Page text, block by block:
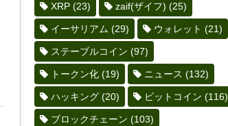
XRP (23) zaif(ザイフ) (25)
イーサリアム (29) ウォレット (21)
ステーブルコイン (97)
トークン化 (19) ニュース (132)
ハッキング (20) ビットコイン (116)
ブロックチェーン (103)